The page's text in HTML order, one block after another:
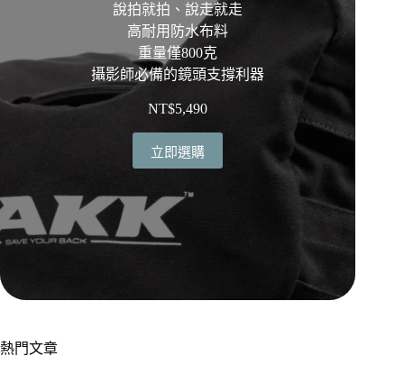
說拍就拍、說走就走
高耐用防水布料
重量僅800克
攝影師必備的鏡頭支撐利器
NT$5,490
立即選購
熱門文章